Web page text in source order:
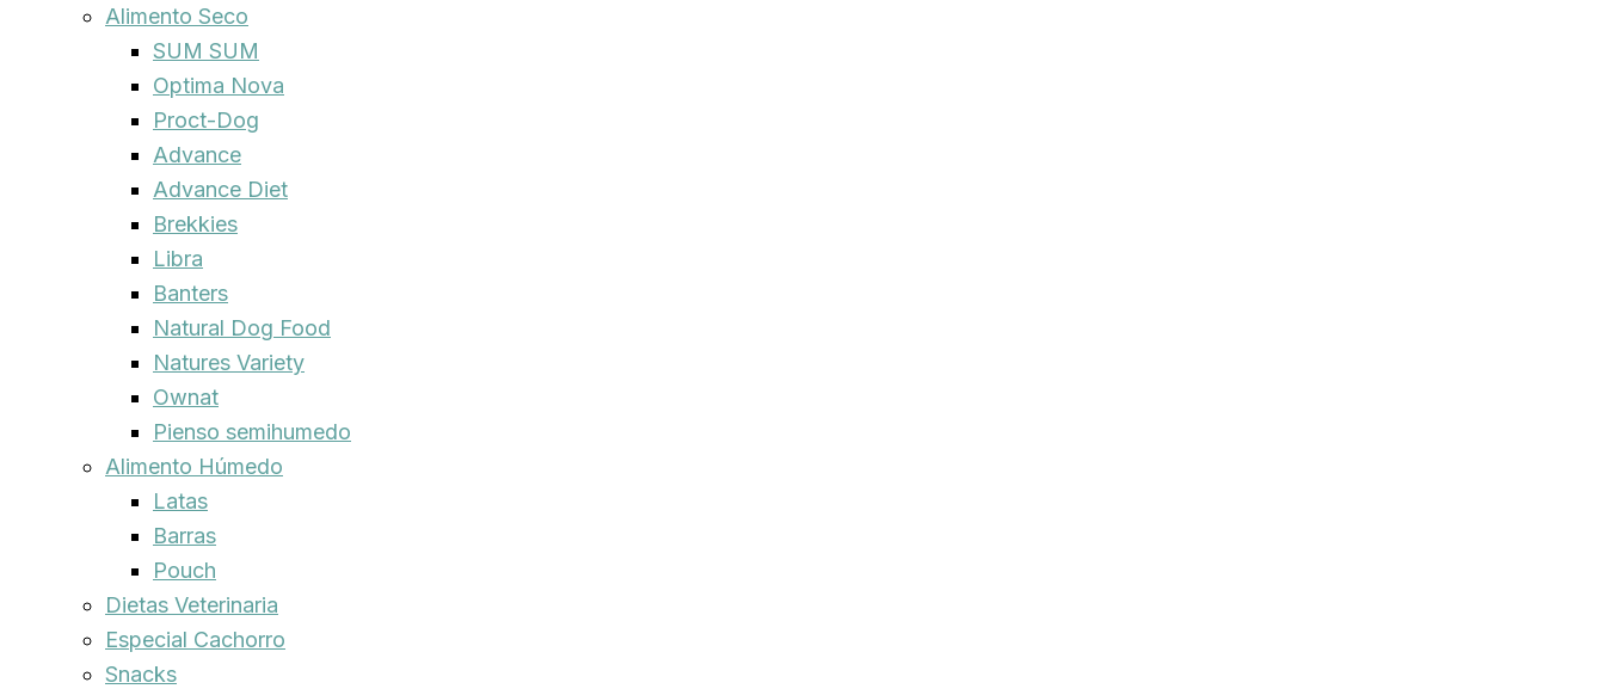
Alimento Seco
SUM SUM
Optima Nova
Proct-Dog
Advance
Advance Diet
Brekkies
Libra
Banters
Natural Dog Food
Natures Variety
Ownat
Pienso semihumedo
Alimento Húmedo
Latas
Barras
Pouch
Dietas Veterinaria
Especial Cachorro
Snacks